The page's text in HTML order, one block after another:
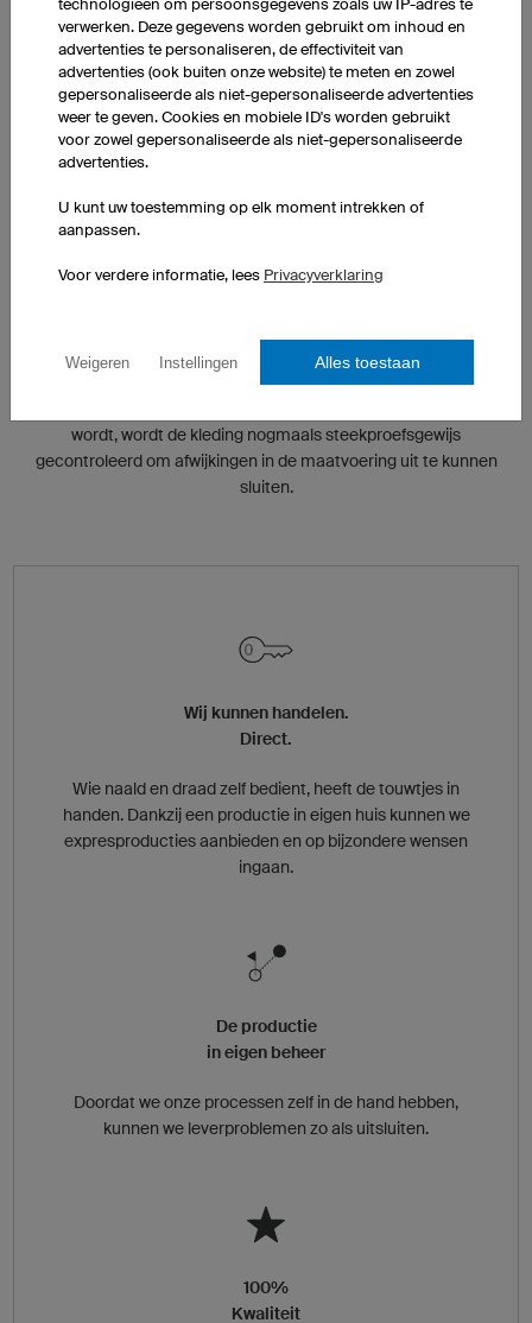
De kwaliteit van onze producten wordt tijdens elke stap van het
wordt, wordt de kleding nogmaals steekproefsgewijs
gecontroleerd om afwijkingen in de maatvoering uit te kunnen
sluiten.
Wij kunnen handelen.
Direct.
Wie naald en draad zelf bedient, heeft de touwtjes in
handen. Dankzij een productie in eigen huis kunnen we
expresproducties aanbieden en op bijzondere wensen
ingaan.
De productie
in eigen beheer
Doordat we onze processen zelf in de hand hebben,
kunnen we leverproblemen zo als uitsluiten.
100%
Kwaliteit
technologieën om persoonsgegevens zoals uw IP-adres te
verwerken. Deze gegevens worden gebruikt om inhoud en
advertenties te personaliseren, de effectiviteit van
advertenties (ook buiten onze website) te meten en zowel
gepersonaliseerde als niet-gepersonaliseerde advertenties
weer te geven. Cookies en mobiele ID's worden gebruikt
voor zowel gepersonaliseerde als niet-gepersonaliseerde
advertenties.
U kunt uw toestemming op elk moment intrekken of
aanpassen.
Voor verdere informatie, lees Privacyverklaring
Weigeren Instellingen Alles toestaan